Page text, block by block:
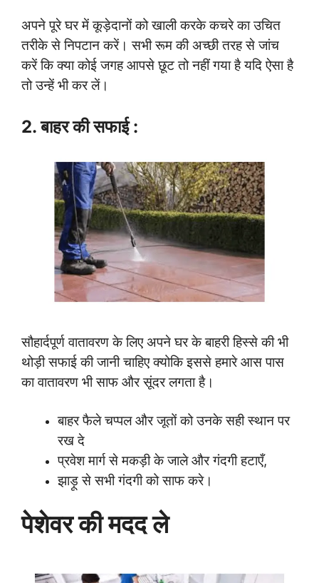
अपने पूरे घर में कूड़ेदानों को खाली करके कचरे का उचित
तरीके से निपटान करें। सभी रूम की अच्छी तरह से जांच
करें कि क्या कोई जगह आपसे छूट तो नहीं गया है यदि ऐसा है
तो उन्हें भी कर लें।
2. बाहर की सफाई :
सौहार्दपूर्ण वातावरण के लिए अपने घर के बाहरी हिस्से की भी
थोड़ी सफाई की जानी चाहिए क्योकि इससे हमारे आस पास
का वातावरण भी साफ और सूंदर लगता है।
बाहर फैले चप्पल और जूतों को उनके सही स्थान पर
रख दे
प्रवेश मार्ग से मकड़ी के जाले और गंदगी हटाएँ,
झाड़ू से सभी गंदगी को साफ करे।
पेशेवर की मदद ले